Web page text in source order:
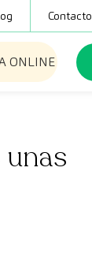
Contacto
ONLINE